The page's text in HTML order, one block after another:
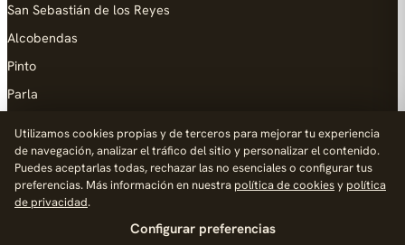
San Sebastián de los Reyes
Alcobendas
Pinto
Parla
AYUDA
Añadir empresa
Utilizamos cookies propias y de terceros para mejorar tu experiencia
de navegación, analizar el tráfico del sitio y personalizar el contenido.
Puedes aceptarlas todas, rechazar las no esenciales o configurar tus
preferencias. Más información en nuestra política de cookiesy política
de privacidad.
Configurar preferencias